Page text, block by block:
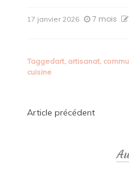
17 janvier 2026 7 mois
Taggedart, artisanat,
cuisine
Navigation
Article précédent